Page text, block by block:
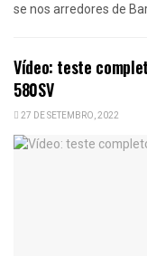
se nos arredores de
Vídeo: teste
580SV
27 DE SETEMBRO, 2022